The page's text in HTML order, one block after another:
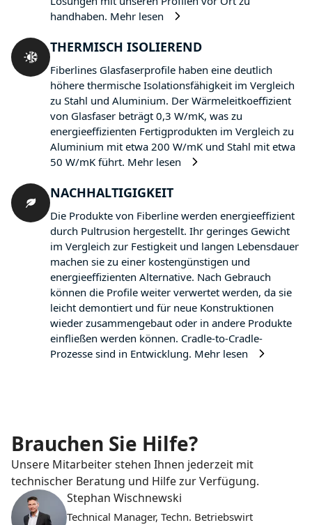
handhaben. Mehr lesen
THERMISCH ISOLIEREND
Fiberlines Glasfaserprofile haben eine deutlich
höhere thermische Isolationsfähigkeit im Vergleich
zu Stahl und Aluminium. Der Wärmeleitkoeffizient
von Glasfaser beträgt 0,3 W/mK, was zu
energieeffizienten Fertigprodukten im Vergleich zu
Aluminium mit etwa 200 W/mK und Stahl mit etwa
50 W/mK führt. Mehr lesen
NACHHALTIGIGKEIT
Die Produkte von Fiberline werden energieeffizient
durch Pultrusion hergestellt. Ihr geringes Gewicht
im Vergleich zur Festigkeit und langen Lebensdauer
machen sie zu einer kostengünstigen und
energieeffizienten Alternative. Nach Gebrauch
können die Profile weiter verwertet werden, da sie
leicht demontiert und für neue Konstruktionen
wieder zusammengebaut oder in andere Produkte
einfließen werden können. Cradle-to-Cradle-
Prozesse sind in Entwicklung. Mehr lesen
Brauchen Sie Hilfe?
Unsere Mitarbeiter stehen Ihnen jederzeit mit
technischer Beratung und Hilfe zur Verfügung.
Stephan Wischnewski
Technical Manager, Techn. Betriebswirt